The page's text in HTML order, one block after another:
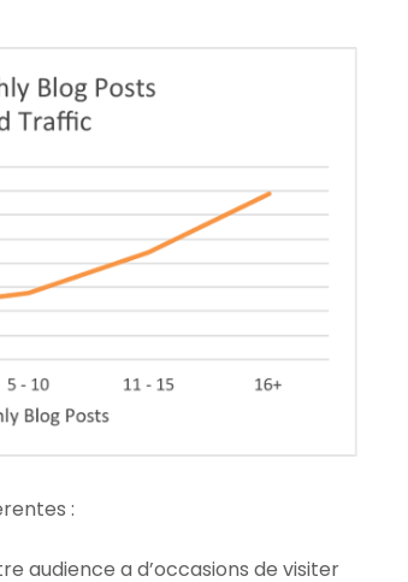
:
audience a d’occasions de visiter